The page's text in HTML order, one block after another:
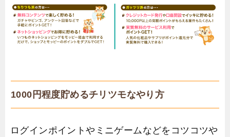
1000円程度貯めるチリツモなやり方
ログインポイントやミニゲームなどをコツコツや